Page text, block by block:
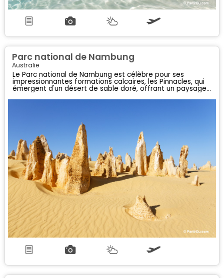
Parc national de Nambung
Australie
Le Parc national de Nambung est célèbre pour ses
impressionnantes formations calcaires, les Pinnacles, qui
émergent d'un désert de sable doré, offrant un paysage